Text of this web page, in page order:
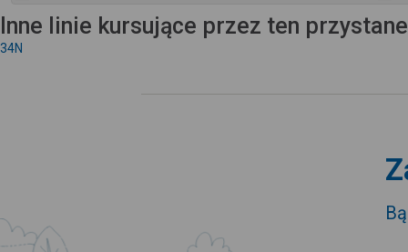
Inne linie kursujące przez ten
34N